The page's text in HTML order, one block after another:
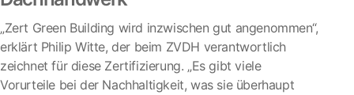
„Zert Green Building wird inzwischen gut angenommen“,
erklärt Philip Witte, der beim ZVDH verantwortlich
zeichnet für diese Zertifizierung. „Es gibt viele
Vorurteile bei der Nachhaltigkeit, was sie überhaupt